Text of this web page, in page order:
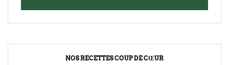
NOS RECETTES COUP DE CŒUR